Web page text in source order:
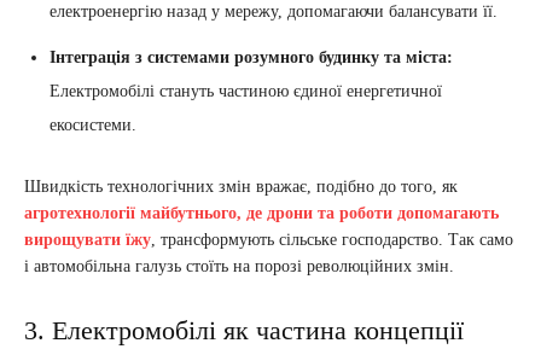
електроенергію назад у мережу, допомагаючи балансувати її.
Інтеграція з системами розумного будинку та міста:
Електромобілі стануть частиною єдиної енергетичної
екосистеми.
Швидкість технологічних змін вражає, подібно до того, як
агротехнології майбутнього, де дрони та роботи допомагають
вирощувати їжу , трансформують сільське господарство. Так само
і автомобільна галузь стоїть на порозі революційних змін.
3. Електромобілі як частина концепції